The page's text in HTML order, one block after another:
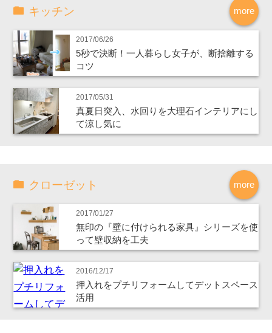
more
キッチン
2017/06/26
5秒で決断！一人暮らし女子が、断捨離する
コツ
2017/05/31
真夏日突入、水回りを大理石インテリアにし
て涼し気に
more
クローゼット
2017/01/27
無印の『壁に付けられる家具』シリーズを使
って壁収納を工夫
2016/12/17
押入れをプチリフォームしてデットスペース
活用